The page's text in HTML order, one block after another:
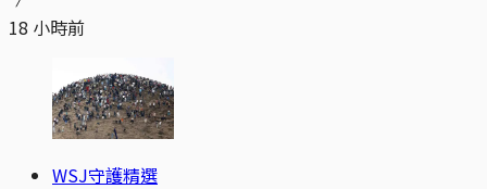
18 小時前
WSJ守護精選